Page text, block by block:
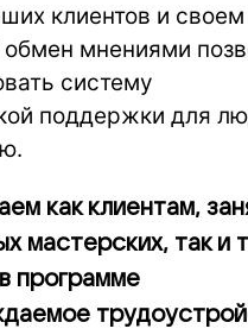
клиентов и
мнениями
систему
поддержки для
как клиентам,
мастерских, так и
программе